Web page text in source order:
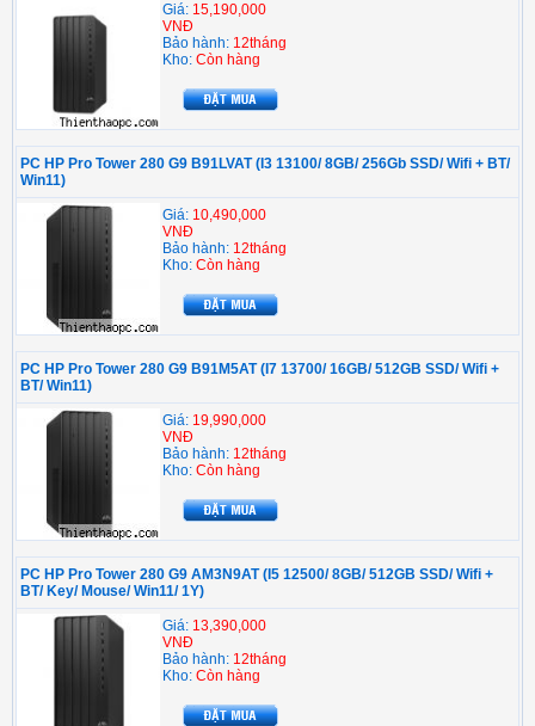
Giá: 15,190,000
VNĐ
Bảo hành: 12tháng
Kho: Còn hàng
PC HP Pro Tower 280 G9 B91LVAT (I3 13100/ 8GB/ 256Gb SSD/ Wifi + BT/
Win11)
Giá: 10,490,000
VNĐ
Bảo hành: 12tháng
Kho: Còn hàng
PC HP Pro Tower 280 G9 B91M5AT (I7 13700/ 16GB/ 512GB SSD/ Wifi +
BT/ Win11)
Giá: 19,990,000
VNĐ
Bảo hành: 12tháng
Kho: Còn hàng
PC HP Pro Tower 280 G9 AM3N9AT (I5 12500/ 8GB/ 512GB SSD/ Wifi +
BT/ Key/ Mouse/ Win11/ 1Y)
Giá: 13,390,000
VNĐ
Bảo hành: 12tháng
Kho: Còn hàng